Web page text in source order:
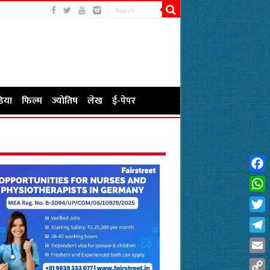
फिल्म ज्योतिष लेख ई-पेपर